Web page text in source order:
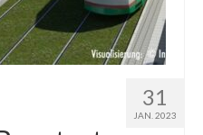
31
JAN. 2023